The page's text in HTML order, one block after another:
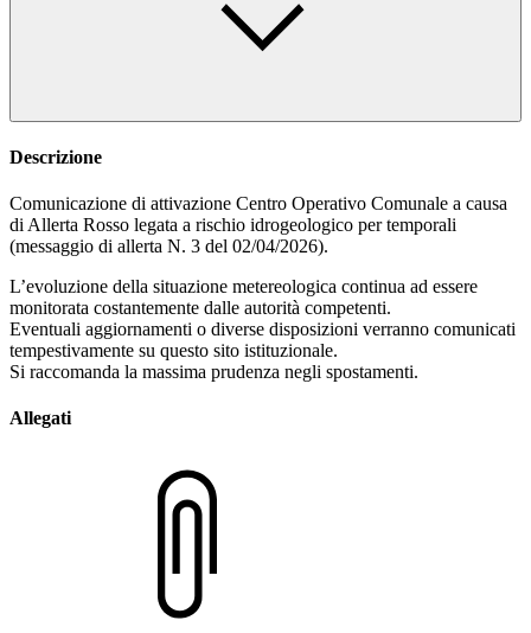
Descrizione
Comunicazione di attivazione Centro Operativo Comunale a causa
di Allerta Rosso legata a rischio idrogeologico per temporali
(messaggio di allerta N. 3 del 02/04/2026).
L’evoluzione della situazione metereologica continua ad essere
monitorata costantemente dalle autorità competenti.
Eventuali aggiornamenti o diverse disposizioni verranno comunicati
tempestivamente su questo sito istituzionale.
Si raccomanda la massima prudenza negli spostamenti.
Allegati